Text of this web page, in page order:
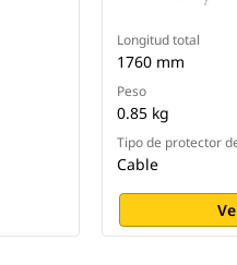
Longitud total
1760 mm
Peso
0.85 kg
Tipo de protector
Cable